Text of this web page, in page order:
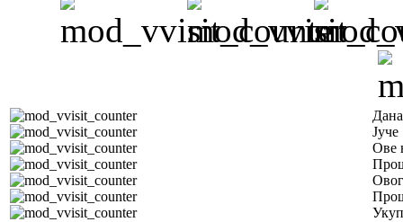
Јуче
Ове